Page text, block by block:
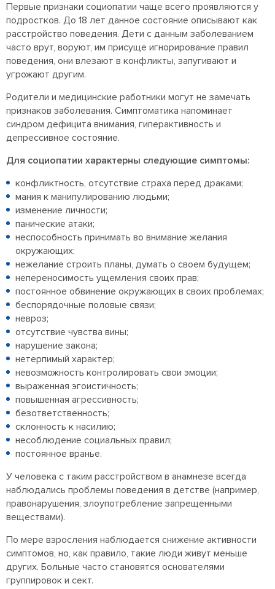
Первые признаки социопатии чаще всего проявляются у
подростков. До 18 лет данное состояние описывают как
расстройство поведения. Дети с данным заболеванием
часто врут, воруют, им присуще игнорирование правил
поведения, они влезают в конфликты, запугивают и
угрожают другим.
Родители и медицинские работники могут не замечать
признаков заболевания. Симптоматика напоминает
синдром дефицита внимания, гиперактивность и
депрессивное состояние.
Для социопатии характерны следующие симптомы:
конфликтность, отсутствие страха перед драками;
мания к манипулированию людьми;
изменение личности;
панические атаки;
неспособность принимать во внимание желания
окружающих;
нежелание строить планы, думать о своем будущем;
непереносимость ущемления своих прав;
постоянное обвинение окружающих в своих проблемах;
беспорядочные половые связи;
невроз;
отсутствие чувства вины;
нарушение закона;
нетерпимый характер;
невозможность контролировать свои эмоции;
выраженная эгоистичность;
повышенная агрессивность;
безответственность;
склонность к насилию;
несоблюдение социальных правил;
постоянное вранье.
У человека с таким расстройством в анамнезе всегда
наблюдались проблемы поведения в детстве (например,
правонарушения, злоупотребление запрещенными
веществами).
По мере взросления наблюдается снижение активности
симптомов, но, как правило, такие люди живут меньше
других. Больные часто становятся основателями
группировок и сект.